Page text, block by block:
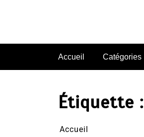
Accueil Catégories
Étiquette :
Accueil